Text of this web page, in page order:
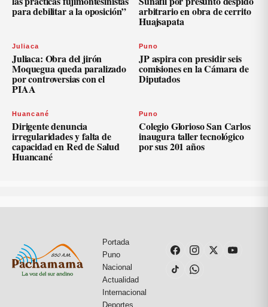
para debilitar a la oposición” arbitrario en obra de cerrito
Huajsapata
Juliaca
Juliaca: Obra del jirón
Moquegua queda paralizado
por controversias con el
PIAA
Puno
JP aspira con presidir seis
comisiones en la Cámara de
Diputados
Huancané
Dirigente denuncia
irregularidades y falta de
capacidad en Red de Salud
Huancané
Puno
Colegio Glorioso San Carlos
inaugura taller tecnológico
por sus 201 años
Portada
Puno
Nacional
Actualidad
Internacional
Deportes